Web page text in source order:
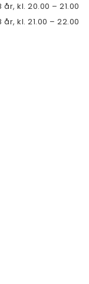
kl. 20.00 – 21.00
kl. 21.00 – 22.00